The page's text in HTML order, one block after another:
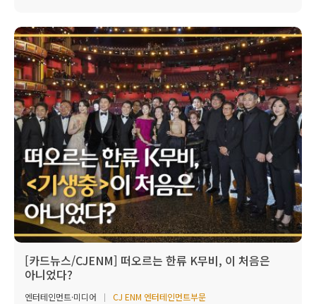
[카드뉴스/CJENM] 떠오르는 한류 K무비, 이 처음은
아니었다?
엔터테인먼트·미디어
CJ ENM 엔터테인먼트부문